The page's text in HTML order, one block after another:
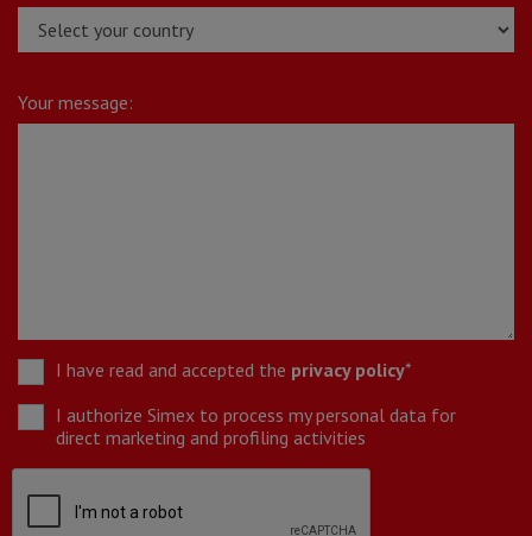
Your message:
I have read and accepted the privacy policy*
I authorize Simex to process my personal data for
direct marketing and profiling activities